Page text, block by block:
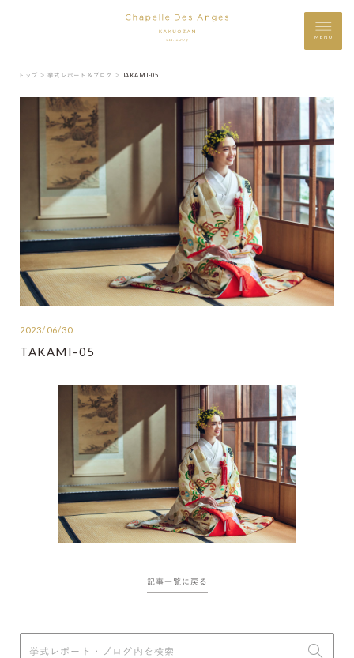
MENU
トップ ＞ 挙式レポート＆ブログ ＞ TAKAMI-05
2023/06/30
TAKAMI-05
記事一覧に戻る